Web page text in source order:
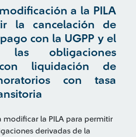
a la PILA
la cancelación de
con la UGPP y el
obligaciones
liquidación de
con tasa
modificar la PILA para permitir
derivadas de la